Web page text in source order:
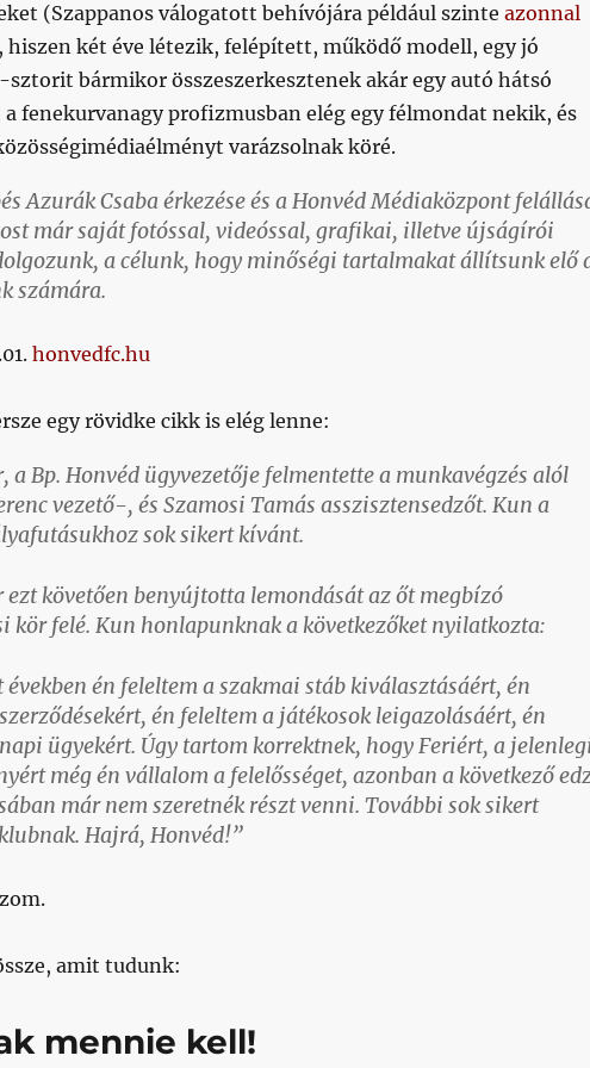
(Szappanos válogatott behívójára például szinte azonnal
hiszen két éve létezik, felépített, működő modell, egy jó
bármikor összeszerkesztenek akár egy autó hátsó
a fenekurvanagy profizmusban elég egy félmondat nekik, és
varázsolnak köré.
Azurák Csaba érkezése és a Honvéd Médiaközpont
már saját fotóssal, videóssal, grafikai, illetve újságírói
a célunk, hogy minőségi tartalmakat állítsunk elő
számára.
honvedfc.hu
egy rövidke cikk is elég lenne:
a Bp. Honvéd ügyvezetője felmentette a munkavégzés alól
vezető-, és Szamosi Tamás asszisztensedzőt. Kun a
sok sikert kívánt.
ezt követően benyújtotta lemondását az őt megbízó
kör felé. Kun honlapunknak a következőket nyilatkozta:
években én feleltem a szakmai stáb kiválasztásáért, én
én feleltem a játékosok leigazolásáért, én
ügyekért. Úgy tartom korrektnek, hogy Feriért, a
még én vállalom a felelősséget, azonban a következő
már nem szeretnék részt venni. További sok sikert
Hajrá, Honvéd!”
amit tudunk:
mennie kell!